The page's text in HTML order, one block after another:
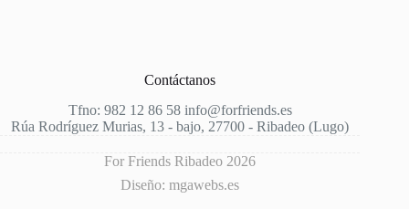
Contáctanos
Tfno: 982 12 86 58 info@forfriends.es
Rúa Rodríguez Murias, 13 - bajo, 27700 - Ribadeo (Lugo)
For Friends Ribadeo 2026
Diseño: mgawebs.es